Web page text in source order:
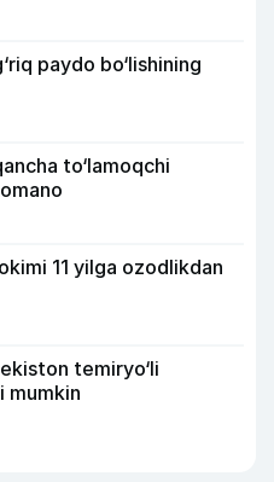
paydo bo‘lishining
to‘lamoqchi
11 yilga ozodlikdan
temiryo‘li
mumkin